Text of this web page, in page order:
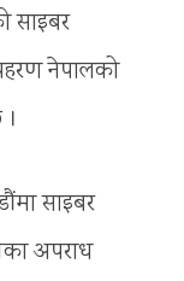
साइबर
नेपालको
साइबर
अपराध